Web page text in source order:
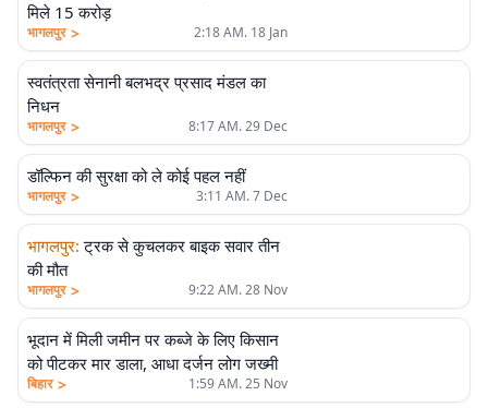
मिले 15 करोड़
भागलपुर > 2:18 AM. 18 Jan
स्वतंत्रता सेनानी बलभद्र प्रसाद मंडल का
निधन
भागलपुर > 8:17 AM. 29 Dec
डॉल्फिन की सुरक्षा को ले कोई पहल नहीं
भागलपुर > 3:11 AM. 7 Dec
भागलपुर: ट्रक से कुचलकर बाइक सवार तीन
की मौत
भागलपुर > 9:22 AM. 28 Nov
भूदान में मिली जमीन पर कब्जे के लिए किसान
को पीटकर मार डाला, आधा दर्जन लोग जख्मी
बिहार > 1:59 AM. 25 Nov